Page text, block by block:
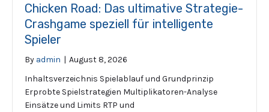
Chicken Road: Das ultimative Strategie-
Crashgame speziell für intelligente
Spieler
By admin | August 8, 2026
Inhaltsverzeichnis Spielablauf und Grundprinzip
Erprobte Spielstrategien Multiplikatoren-Analyse
Einsätze und Limits RTP und